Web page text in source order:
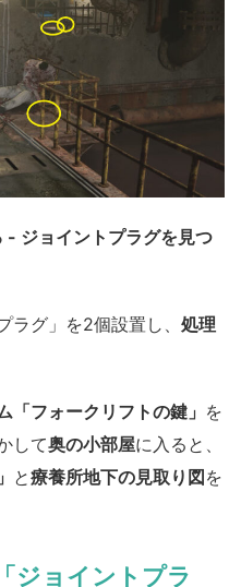
- ジョイントプラグを見つ
ラグ」を2個設置し、 処理
「フォークリフトの鍵」 を
して奥の小部屋に入ると、
と療養所地下の見取り図 を
ジョイントプラ